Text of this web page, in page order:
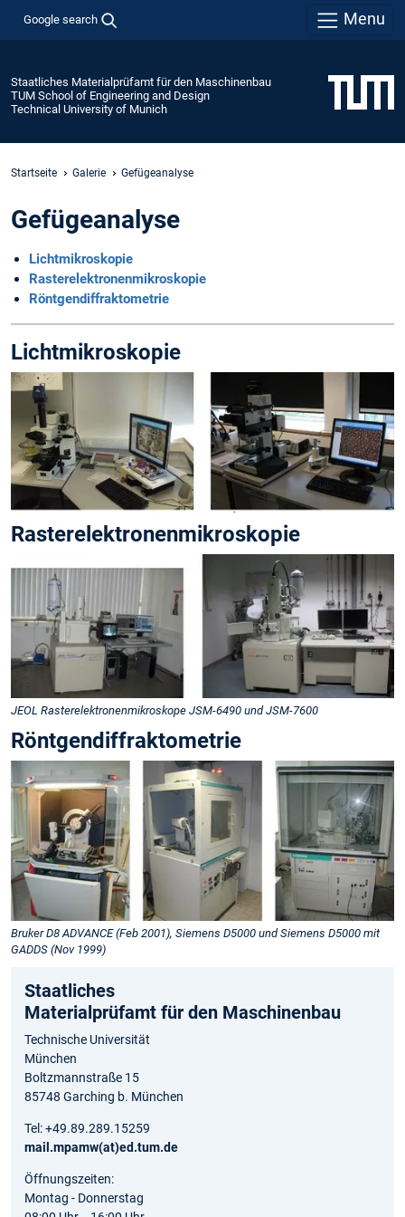
Google search Menu
Staatliches Materialprüfamt für den Maschinenbau
TUM School of Engineering and Design
Technical University of Munich
Startseite Galerie Gefügeanalyse
Gefügeanalyse
Lichtmikroskopie
Rasterelektronenmikroskopie
Röntgendiffraktometrie
Lichtmikroskopie
Rasterelektronenmikroskopie
JEOL Rasterelektronenmikroskope JSM-6490 und JSM-7600
Röntgendiffraktometrie
Bruker D8 ADVANCE (Feb 2001), Siemens D5000 und Siemens D5000 mit
GADDS (Nov 1999)
Staatliches
Materialprüfamt für den Maschinenbau
Technische Universität
München
Boltzmannstraße 15
85748 Garching b. München
Tel: +49.89.289.15259
mail.mpamw(at)ed.tum.de
Öffnungszeiten:
Montag - Donnerstag